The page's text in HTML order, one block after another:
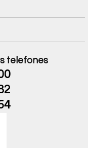
telefones